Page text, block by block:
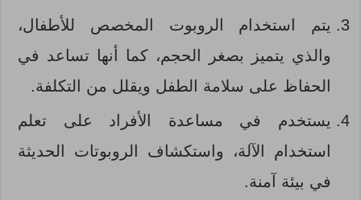
يتم استخدام الروبوت المخصص للأطفال،
والذي يتميز بصغر الحجم، كما أنها تساعد في
الحفاظ على سلامة الطفل ويقلل من التكلفة.
يستخدم في مساعدة الأفراد على تعلم
استخدام الآلة، واستكشاف الروبوتات الحديثة
في بيئة آمنة.